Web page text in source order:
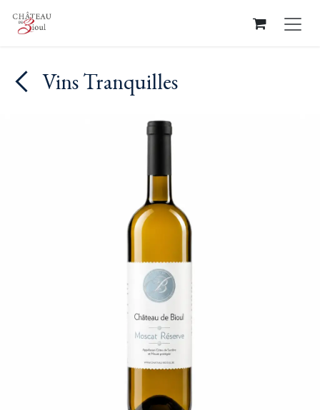
Se rendre au contenu
Vins Tranquilles